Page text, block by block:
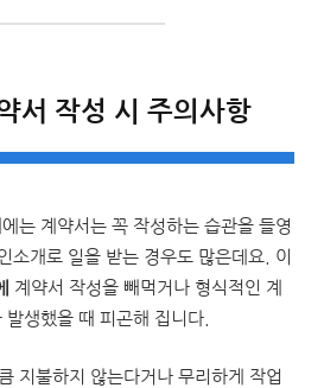
서 작성 시 주의사항
는 계약서는 꼭 작성하는 습관을 들영
소개로 일을 받는 경우도 많은데요. 이
계약서 작성을 빼먹거나 형식적인 계
생했을 때 피곤해 집니다.
지불하지 않는다거나 무리하게 작업